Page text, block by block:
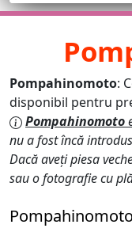
Pompahinomoto:
disponibil pentru
Pompahinomoto
nu a fost încă
Dacă aveți piesa
sau o fotografie cu
Pompahinomoto